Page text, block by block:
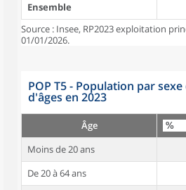
Ensemble
Source : Insee, RP2023 exploitation
01/01/2026.
POP T5 - Population par
d'âges en 2023
Âge
Moins de 20 ans
De 20 à 64 ans